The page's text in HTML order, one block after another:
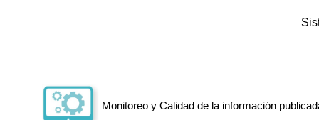
Monitoreo y Calidad de la información